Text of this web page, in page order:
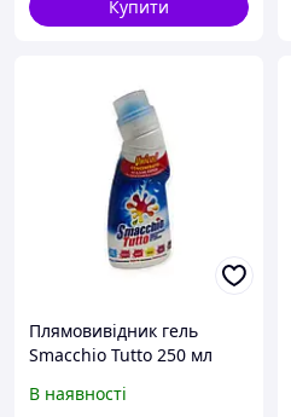
Купити
Плямовивідник гель
Smacchio Tutto 250 мл
В наявності